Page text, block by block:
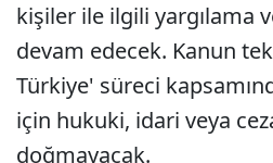
kişiler ile ilgili yargılama
devam edecek. Kanun
Türkiye' süreci
için hukuki, idari veya
doğmayacak.